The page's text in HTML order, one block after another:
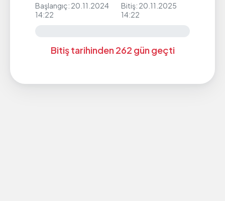
Başlangıç: 20.11.2024
14:22
Bitiş: 20.11.2025
14:22
Bitiş tarihinden 262 gün geçti